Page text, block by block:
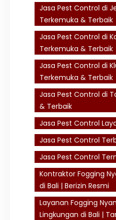
Jasa Pest Control di
Terkemuka & Terbaik
Jasa Pest Control di
Terkemuka & Terbaik
Jasa Pest Control di
Terkemuka & Terbaik
Jasa Pest Control di
& Terbaik
Jasa Pest Control
Jasa Pest Control
Jasa Pest Control
Kontraktor Fogging
di Bali | Berizin Resmi
Layanan Fogging
Lingkungan di Bali |